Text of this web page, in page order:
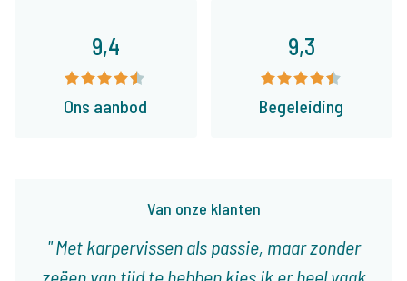
Van onze klanten
Met karpervissen als passie, maar zonder
9,4
Ons aanbod
9,3
Begeleiding